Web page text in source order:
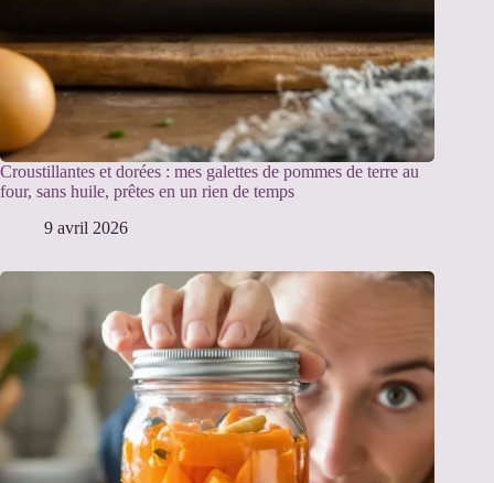
Croustillantes et dorées : mes galettes de pommes de terre au
four, sans huile, prêtes en un rien de temps
9 avril 2026